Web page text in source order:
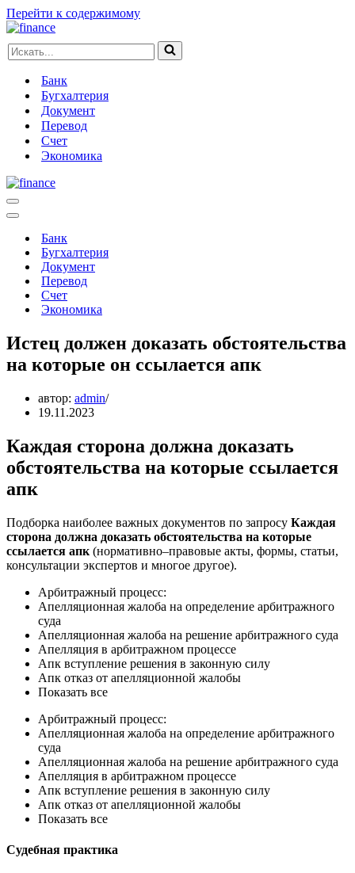
Перейти к содержимому
Искать...
Банк
Бугхалтерия
Документ
Перевод
Счет
Экономика
Меню
навигации
Меню
навигацииБанк
Бугхалтерия
Документ
Перевод
Счет
Экономика
Истец должен доказать обстоятельства
на которые он ссылается апк
автор: admin
19.11.2023
Каждая сторона должна доказать
обстоятельства на которые ссылается
апк
Подборка наиболее важных документов по запросу Каждая
сторона должна доказать обстоятельства на которые
ссылается апк (нормативно–правовые акты, формы, статьи,
консультации экспертов и многое другое).
Арбитражный процесс:
Апелляционная жалоба на определение арбитражного
суда
Апелляционная жалоба на решение арбитражного суда
Апелляция в арбитражном процессе
Апк вступление решения в законную силу
Апк отказ от апелляционной жалобы
Показать все
Арбитражный процесс:
Апелляционная жалоба на определение арбитражного
суда
Апелляционная жалоба на решение арбитражного суда
Апелляция в арбитражном процессе
Апк вступление решения в законную силу
Апк отказ от апелляционной жалобы
Показать все
Судебная практика